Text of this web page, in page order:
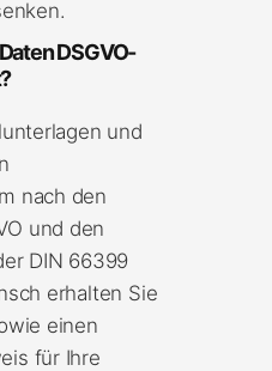
DSGVO-
und
nach den
und den
DIN 66399
erhalten Sie
einen
für Ihre